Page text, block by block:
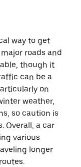
way to get
roads and
though it
can be a
on
weather,
so caution is
Overall, a car
various
longer